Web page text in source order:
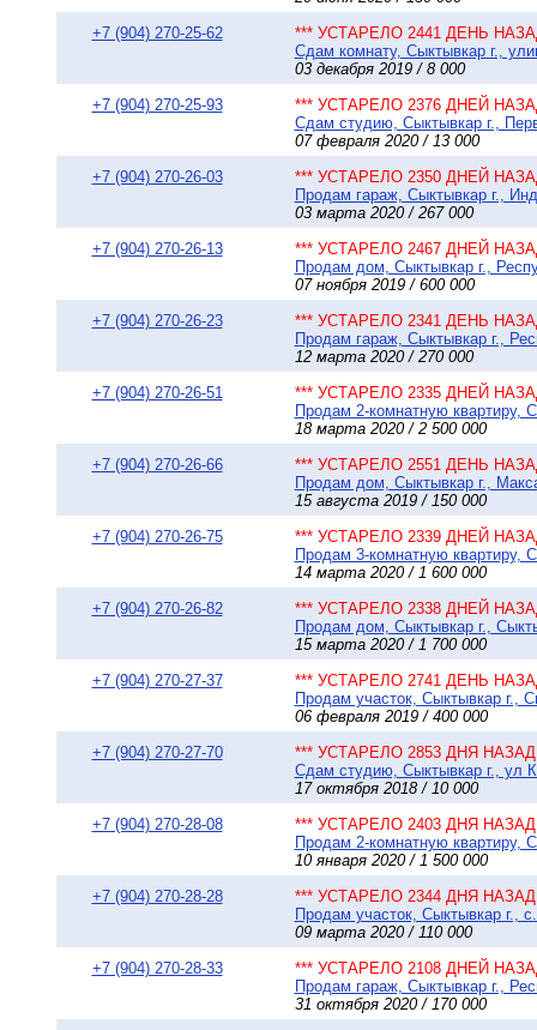
+7 (904) 270-25-62
*** УСТАРЕЛО 2441 ДЕНЬ
Сдам комнату, Сыктывкар г.,
03 декабря 2019 / 8 000
+7 (904) 270-25-93
*** УСТАРЕЛО 2376 ДНЕЙ
Сдам студию, Сыктывкар г.,
07 февраля 2020 / 13 000
+7 (904) 270-26-03
*** УСТАРЕЛО 2350 ДНЕЙ
Продам гараж, Сыктывкар г.,
03 марта 2020 / 267 000
+7 (904) 270-26-13
*** УСТАРЕЛО 2467 ДНЕЙ
Продам дом, Сыктывкар г.,
07 ноября 2019 / 600 000
+7 (904) 270-26-23
*** УСТАРЕЛО 2341 ДЕНЬ
Продам гараж, Сыктывкар г.,
12 марта 2020 / 270 000
+7 (904) 270-26-51
*** УСТАРЕЛО 2335 ДНЕЙ
Продам 2-комнатную квартиру,
18 марта 2020 / 2 500 000
+7 (904) 270-26-66
*** УСТАРЕЛО 2551 ДЕНЬ
Продам дом, Сыктывкар г.,
15 августа 2019 / 150 000
+7 (904) 270-26-75
*** УСТАРЕЛО 2339 ДНЕЙ
Продам 3-комнатную квартиру,
14 марта 2020 / 1 600 000
+7 (904) 270-26-82
*** УСТАРЕЛО 2338 ДНЕЙ
Продам дом, Сыктывкар г.,
15 марта 2020 / 1 700 000
+7 (904) 270-27-37
*** УСТАРЕЛО 2741 ДЕНЬ
Продам участок, Сыктывкар г.,
06 февраля 2019 / 400 000
+7 (904) 270-27-70
*** УСТАРЕЛО 2853 ДНЯ НАЗАД
Сдам студию, Сыктывкар г., ул
17 октября 2018 / 10 000
+7 (904) 270-28-08
*** УСТАРЕЛО 2403 ДНЯ НАЗАД
Продам 2-комнатную квартиру,
10 января 2020 / 1 500 000
+7 (904) 270-28-28
*** УСТАРЕЛО 2344 ДНЯ НАЗАД
Продам участок, Сыктывкар г.,
09 марта 2020 / 110 000
+7 (904) 270-28-33
*** УСТАРЕЛО 2108 ДНЕЙ
Продам гараж, Сыктывкар г.,
31 октября 2020 / 170 000